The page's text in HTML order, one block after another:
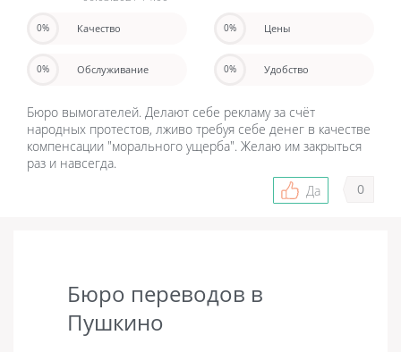
0% Качество 0% Цены
0% Обслуживание 0% Удобство
Бюро вымогателей. Делают себе рекламу за счёт
народных протестов, лживо требуя себе денег в качестве
компенсации "морального ущерба". Желаю им закрыться
раз и навсегда.
Да
0
Бюро переводов в
Пушкино